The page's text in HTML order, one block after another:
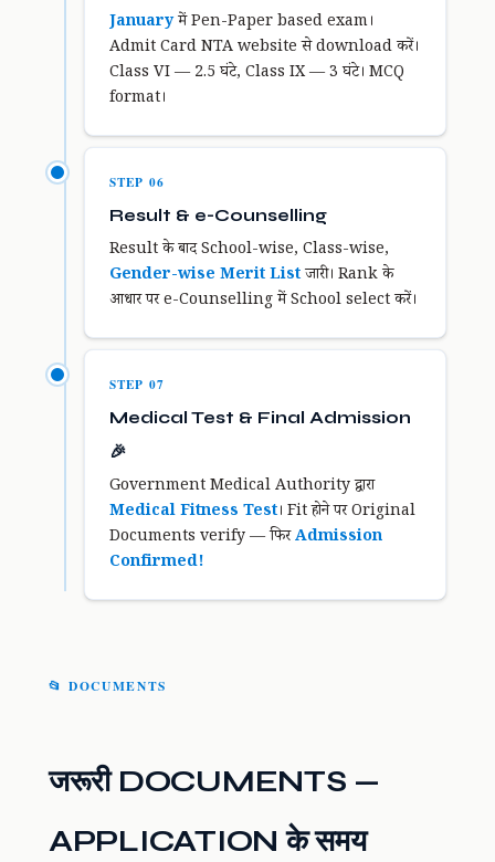
Januaryमें Pen-Paper based exam।
Admit Card NTA website से download करें।
Class VI — 2.5 घंटे, Class IX — 3 घंटे। MCQ
format।
STEP 06
Result & e-Counselling
Result के बाद School-wise, Class-wise,
Gender-wise Merit Listजारी। Rank के
आधार पर e-Counselling में School select करें।
STEP 07
Medical Test & Final Admission
🎉
Government Medical Authority द्वारा
Medical Fitness Test। Fit होने पर Original
Documents verify — फिरAdmission
Confirmed!
📂 DOCUMENTS
जरूरी DOCUMENTS —
APPLICATION के समय